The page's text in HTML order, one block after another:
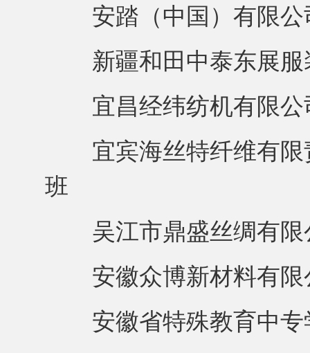
安踏（中国）有限公
新疆和田中泰东展服
宜昌经纬纺机有限公
宜宾海丝特纤维有限
班
吴江市鼎盛丝绸有限
安徽众博新材料有限
安徽省特殊教育中专